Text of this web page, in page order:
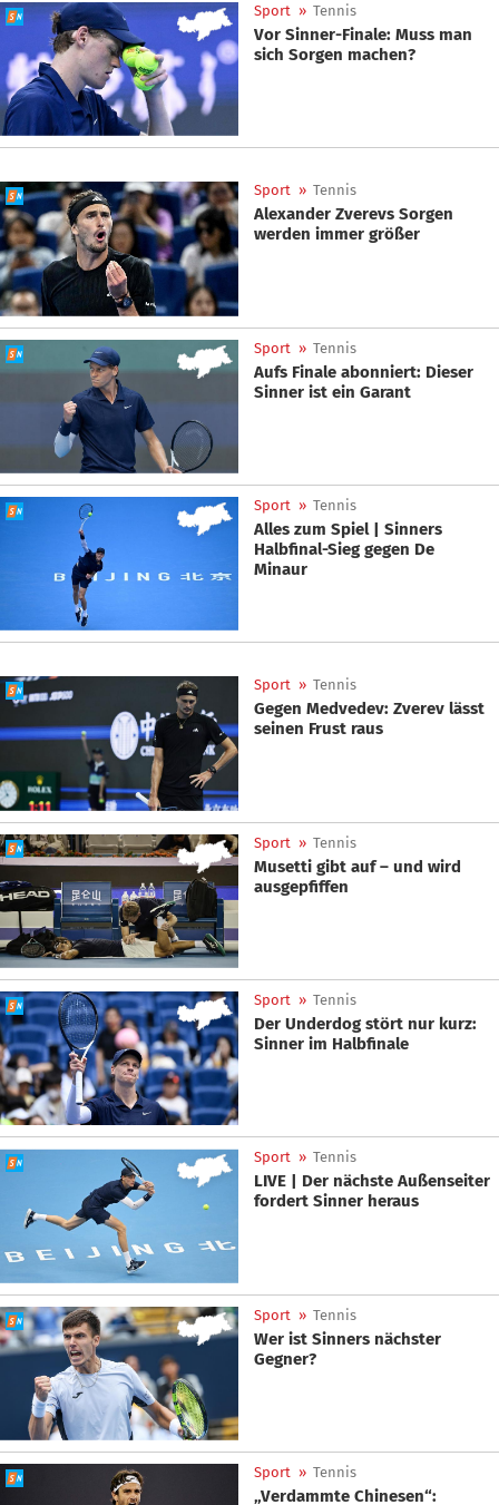
Sport » Tennis
Vor Sinner-Finale: Muss man
sich Sorgen machen?
Sport » Tennis
Alexander Zverevs Sorgen
werden immer größer
Sport » Tennis
Aufs Finale abonniert: Dieser
Sinner ist ein Garant
Sport » Tennis
Alles zum Spiel | Sinners
Halbfinal-Sieg gegen De
Minaur
Sport » Tennis
Gegen Medvedev: Zverev lässt
seinen Frust raus
Sport » Tennis
Musetti gibt auf – und wird
ausgepfiffen
Sport » Tennis
Der Underdog stört nur kurz:
Sinner im Halbfinale
Sport » Tennis
LIVE | Der nächste Außenseiter
fordert Sinner heraus
Sport » Tennis
Wer ist Sinners nächster
Gegner?
Sport » Tennis
„Verdammte Chinesen“: